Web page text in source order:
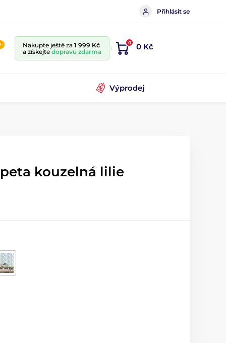
Přihlásit se
Nakupte ještě za 1 999 Kč
a získejte dopravu zdarma
0 0 Kč
Výprodej
kouzelná lilie